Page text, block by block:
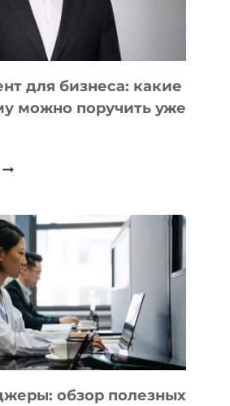
для бизнеса: какие
можно поручить уже
ИИ-
обзор полезных